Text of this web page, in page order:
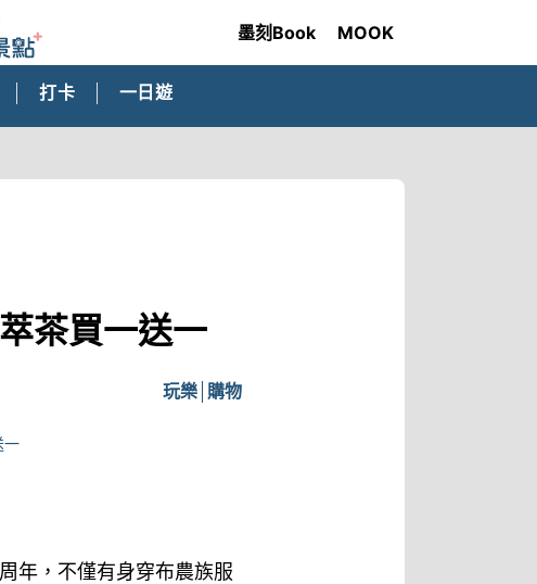
墨刻Book MOOK
打卡 一日遊
茶買一送一
玩樂 購物
一
年，不僅有身穿布農族服